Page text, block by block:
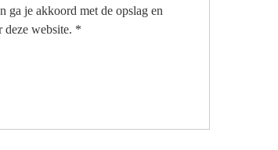
ga je akkoord met de opslag en
website. *